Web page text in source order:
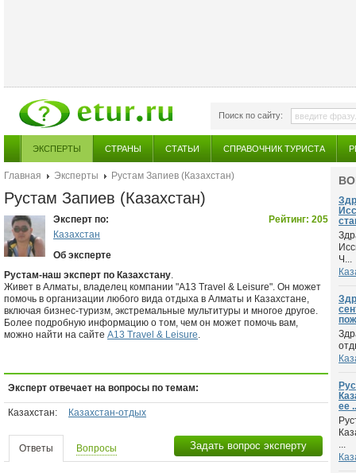
Поиск по сайту:
ЭКСПЕРТЫ СТРАНЫ СТАТЬИ СПРАВОЧНИК ТУРИСТА
Главная Эксперты Рустам Запиев (Казахстан)
Рустам Запиев (Казахстан)
Рейтинг: 205
Эксперт по:
Казахстан
Об эксперте
Рустам-наш эксперт по Казахстану.
Живет в Алматы, владелец компании "A13 Travel & Leisure". Он может
помочь в организации любого вида отдыха в Алматы и Казахстане,
включая бизнес-туризм, экстремальные мультитуры и многое другое.
Более подробную информацию о том, чем он может помочь вам,
можно найти на сайте A13 Travel & Leisure.
Эксперт отвечает на вопросы по темам:
Казахстан: Казахстан-отдых
Ответы Вопросы Задать вопрос эксперту
Ч...
ее ..
...